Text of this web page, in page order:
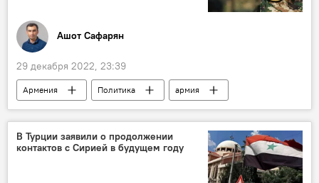
Ашот Сафарян
29 декабря 2022, 23:39
Армения Политика
армия
реформы
ВС Армении
В Турции заявили о продолжении
контактов с Сирией в будущем году